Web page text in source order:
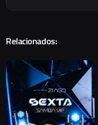
Relacionados: